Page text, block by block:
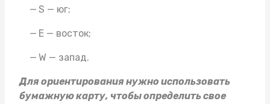
S — юг;
E — восток;
W — запад.
Для ориентирования нужно использовать
бумажную карту, чтобы определить свое